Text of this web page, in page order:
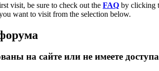
visit, be sure to check out the FAQ by clicking
want to visit from the selection below.
на сайте или не имеете